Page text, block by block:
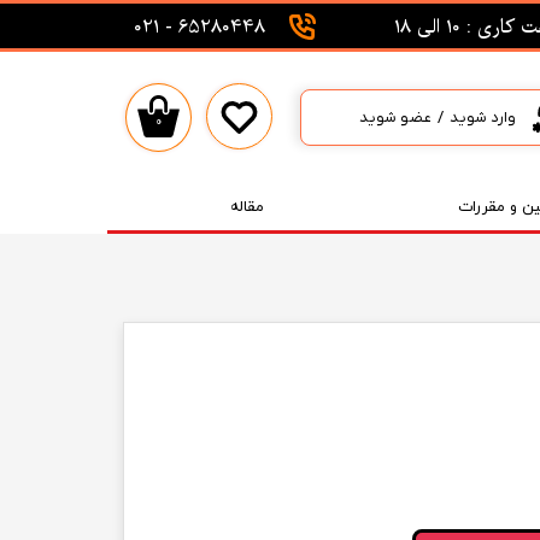
و مقررات مقاله
: 10 الی 18 65280448 - 021
۰ وارد شوید / عضو شوید
حساب کاربری من
تغییر گذر واژه